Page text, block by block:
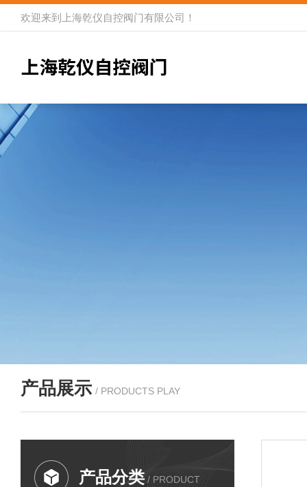
欢迎来到 上海乾仪自控阀门有限公司 ！
产品展示 / PRODUCTS PLAY
产品分类 / PRODUCT